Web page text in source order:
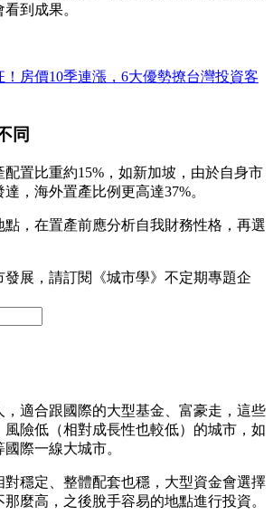
到成果。
房價10季連漲，6大優勢撩台灣投資客
同
置比重約15%，如新加坡，由於自身市
，海外置產比例更高達37%。
，在置產前應分析自我財務性格，再選
展，請訂閱《城市學》不定期專題企
，適合跟國際的大型基金、富豪走，這些
險低（相對成長性也較低）的城市，如
際一線大城市。
對穩定、整體配套也穩，大型資金會選擇
麼高，之後脫手容易的地點進行投資。